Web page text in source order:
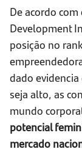
De acordo
Development
posição no
dado
seja alto, as
mundo
potencial
mercado